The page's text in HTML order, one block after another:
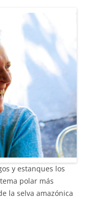
y estanques los
polar más
la selva amazónica